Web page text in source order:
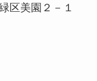
区美園２－１